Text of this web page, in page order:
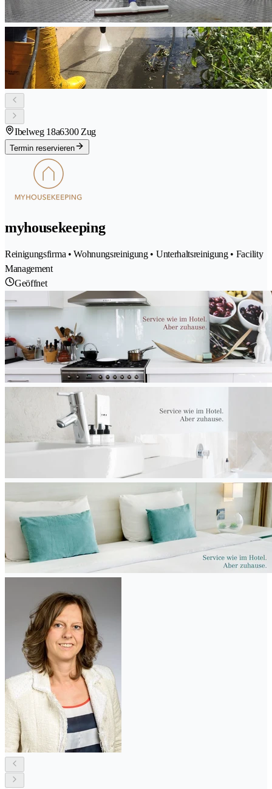
Ibelweg 18a6300 Zug
Termin reservieren
myhousekeeping
Reinigungsfirma • Wohnungsreinigung • Unterhaltsreinigung • Facility
Management
Geöffnet